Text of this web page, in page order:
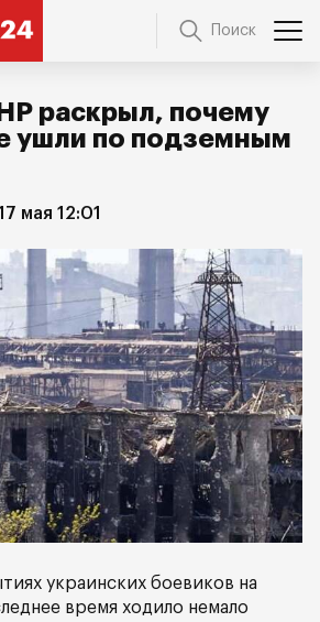
Поиск
раскрыл, почему
ушли по подземным
мая 12:01
украинских боевиков на
время ходило немало